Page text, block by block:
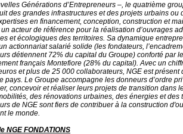
Générations d’Entrepreneurs –, le quatrième
des grandes infrastructures et des projets urbains ou
en financement, conception, construction et
acteur de référence pour la réalisation d’ouvrages
et écologiques des territoires. Sa dynamique
actionnariat salarié solide (les fondateurs,
détiennent 72% du capital du Groupe) conforté par
français Montefiore (28% du capital). Avec un
et plus de 25 000 collaborateurs, NGE est présent
pays. Le Groupe accompagne les donneurs d’ordre
concevoir et réaliser leurs projets de transition dans
des rénovations urbaines, des énergies et des
de NGE sont fiers de contribuer à la construction
le monde.
NGE FONDATIONS